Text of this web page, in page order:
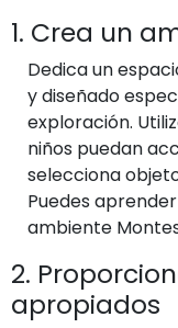
1. Crea un
Dedica un
y diseñado
exploración.
niños puedan
selecciona
Puedes
ambiente
2.
apropiados